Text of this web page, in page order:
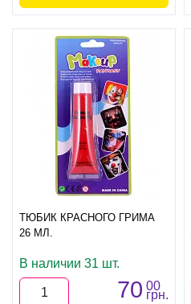
ТЮБИК КРАСНОГО ГРИМА
26 МЛ.
В наличии 31 шт.
70 00
грн.